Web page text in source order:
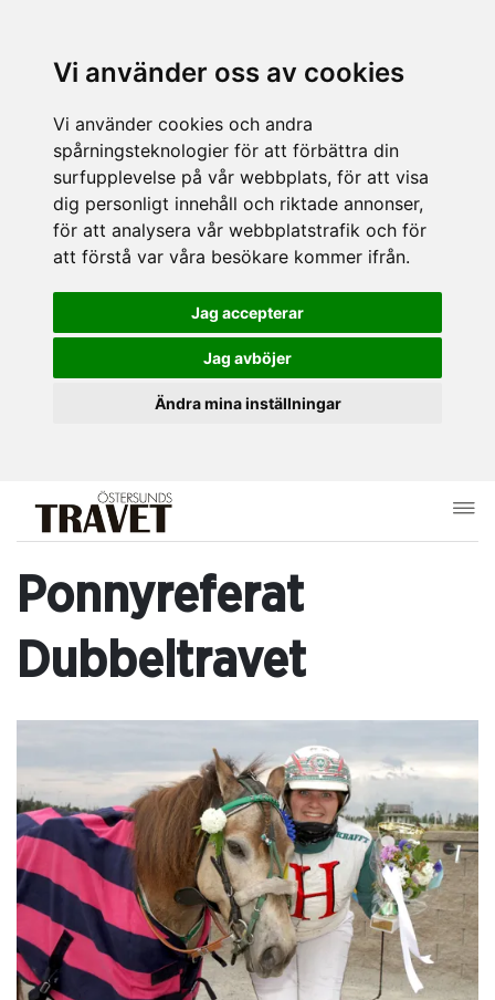
Vi använder oss av cookies
Vi använder cookies och andra
spårningsteknologier för att förbättra din
surfupplevelse på vår webbplats, för att visa
dig personligt innehåll och riktade annonser,
för att analysera vår webbplatstrafik och för
att förstå var våra besökare kommer ifrån.
Jag accepterar
Jag avböjer
Ändra mina inställningar
Ponnyreferat
Dubbeltravet